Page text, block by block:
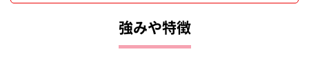
強みや特徴